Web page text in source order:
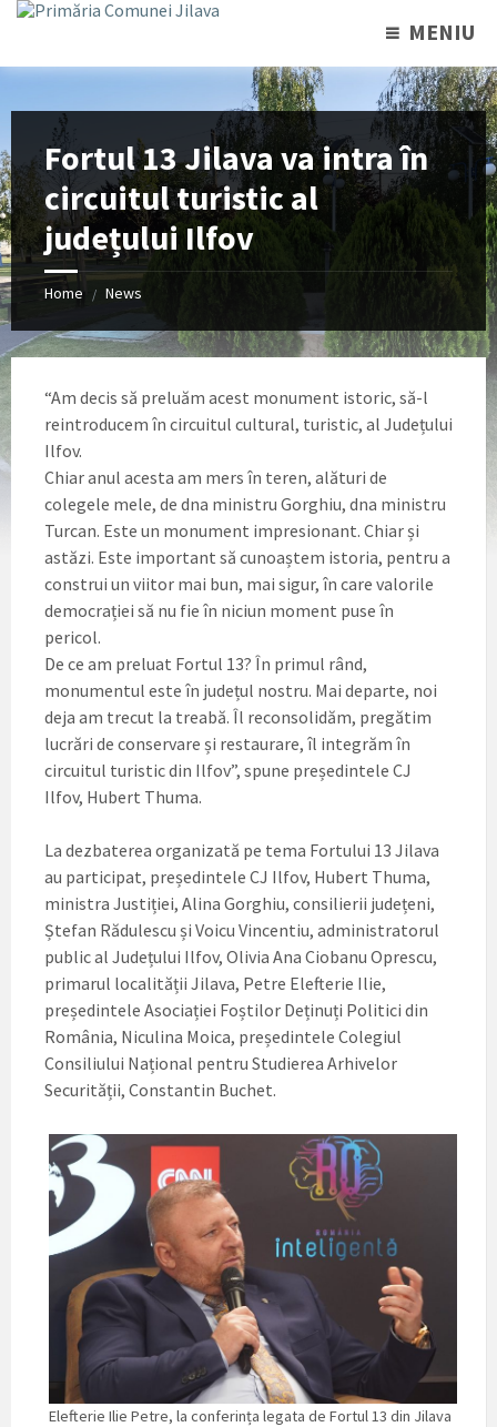
MENIU
Fortul 13 Jilava va intra în
circuitul turistic al
județului Ilfov
Home / News
“Am decis să preluăm acest monument istoric, să-l
reintroducem în circuitul cultural, turistic, al Județului
Ilfov.
Chiar anul acesta am mers în teren, alături de
colegele mele, de dna ministru Gorghiu, dna ministru
Turcan. Este un monument impresionant. Chiar și
astăzi. Este important să cunoaștem istoria, pentru a
construi un viitor mai bun, mai sigur, în care valorile
democrației să nu fie în niciun moment puse în
pericol.
De ce am preluat Fortul 13? În primul rând,
monumentul este în județul nostru. Mai departe, noi
deja am trecut la treabă. Îl reconsolidăm, pregătim
lucrări de conservare și restaurare, îl integrăm în
circuitul turistic din Ilfov”, spune președintele CJ
Ilfov, Hubert Thuma.
La dezbaterea organizată pe tema Fortului 13 Jilava
au participat, președintele CJ Ilfov, Hubert Thuma,
ministra Justiției, Alina Gorghiu, consilierii județeni,
Ștefan Rădulescu și Voicu Vincentiu, administratorul
public al Județului Ilfov, Olivia Ana Ciobanu Oprescu,
primarul localității Jilava, Petre Elefterie Ilie,
președintele Asociației Foștilor Deținuți Politici din
România, Niculina Moica, președintele Colegiul
Consiliului Național pentru Studierea Arhivelor
Securității, Constantin Buchet.
Elefterie Ilie Petre, la conferința legata de Fortul 13 din Jilava